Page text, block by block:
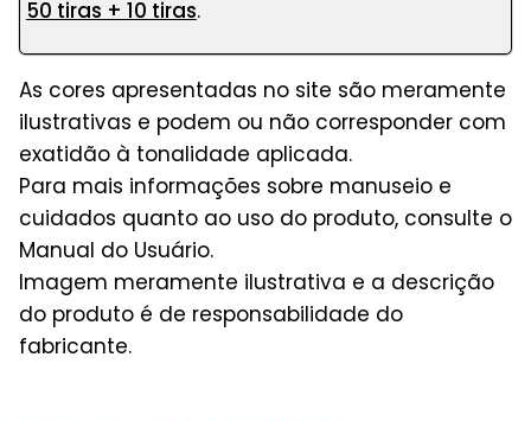
50 tiras + 10 tiras.
As cores apresentadas no site são meramente
ilustrativas e podem ou não corresponder com
exatidão à tonalidade aplicada.
Para mais informações sobre manuseio e
cuidados quanto ao uso do produto, consulte o
Manual do Usuário.
Imagem meramente ilustrativa e a descrição
do produto é de responsabilidade do
fabricante.